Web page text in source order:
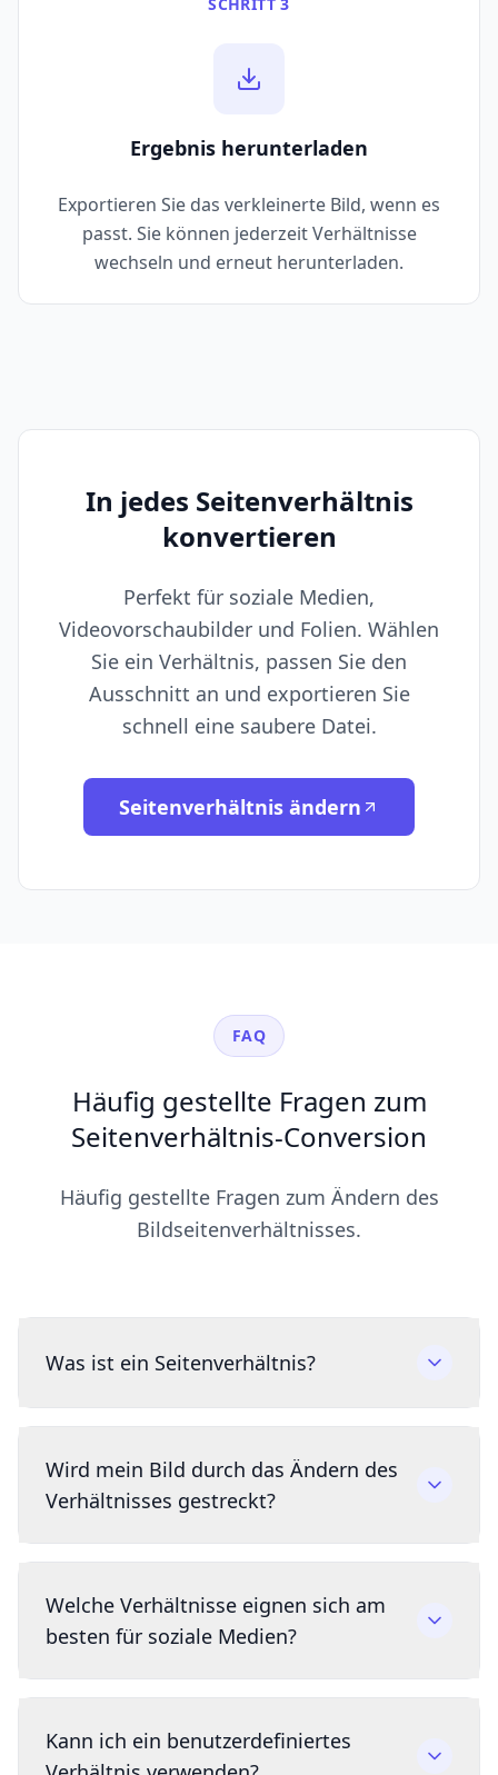
SCHRITT 3
Ergebnis herunterladen
Exportieren Sie das verkleinerte Bild, wenn es
passt. Sie können jederzeit Verhältnisse
wechseln und erneut herunterladen.
In jedes Seitenverhältnis
konvertieren
Perfekt für soziale Medien,
Videovorschaubilder und Folien. Wählen
Sie ein Verhältnis, passen Sie den
Ausschnitt an und exportieren Sie
schnell eine saubere Datei.
Seitenverhältnis ändern
FAQ
Häufig gestellte Fragen zum
Seitenverhältnis-Conversion
Häufig gestellte Fragen zum Ändern des
Bildseitenverhältnisses.
Was ist ein Seitenverhältnis?
Wird mein Bild durch das Ändern des
Verhältnisses gestreckt?
Welche Verhältnisse eignen sich am
besten für soziale Medien?
Kann ich ein benutzerdefiniertes